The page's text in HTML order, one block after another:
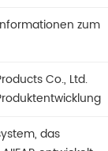
zum
Co., Ltd.
das